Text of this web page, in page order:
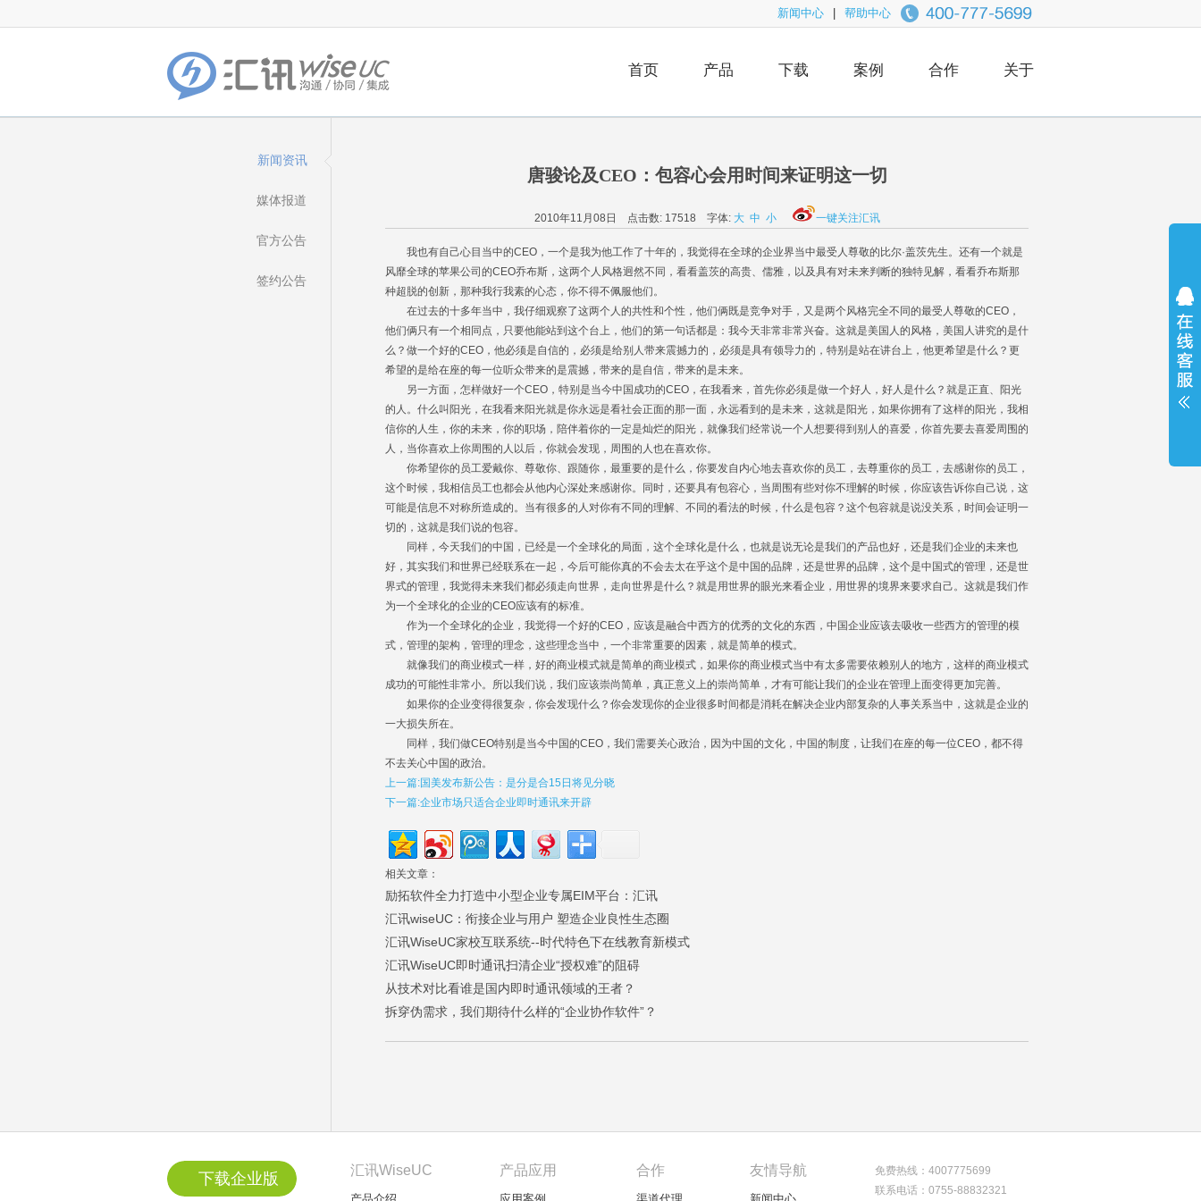
新闻中心 帮助中心
首页 产品 下载 案例 合作 关于
新闻资讯
媒体报道
官方公告
签约公告
唐骏论及CEO：包容心会用时间来证明这一切
2010年11月08日 点击数:17518 字体: 大 中 小 一键关注汇讯
我也有自己心目当中的CEO，一个是我为他工作了十年的，我觉得在全球的企业界当中最受人尊敬的比尔·盖茨先生。还有一个就是
风靡全球的苹果公司的CEO乔布斯，这两个人风格迥然不同，看看盖茨的高贵、儒雅，以及具有对未来判断的独特见解，看看乔布斯那
种超脱的创新，那种我行我素的心态，你不得不佩服他们。
在过去的十多年当中，我仔细观察了这两个人的共性和个性，他们俩既是竞争对手，又是两个风格完全不同的最受人尊敬的CEO，
他们俩只有一个相同点，只要他能站到这个台上，他们的第一句话都是：我今天非常非常兴奋。这就是美国人的风格，美国人讲究的是什
么？做一个好的CEO，他必须是自信的，必须是给别人带来震撼力的，必须是具有领导力的，特别是站在讲台上，他更希望是什么？更
希望的是给在座的每一位听众带来的是震撼，带来的是自信，带来的是未来。
另一方面，怎样做好一个CEO，特别是当今中国成功的CEO，在我看来，首先你必须是做一个好人，好人是什么？就是正直、阳光
的人。什么叫阳光，在我看来阳光就是你永远是看社会正面的那一面，永远看到的是未来，这就是阳光，如果你拥有了这样的阳光，我相
信你的人生，你的未来，你的职场，陪伴着你的一定是灿烂的阳光，就像我们经常说一个人想要得到别人的喜爱，你首先要去喜爱周围的
人，当你喜欢上你周围的人以后，你就会发现，周围的人也在喜欢你。
你希望你的员工爱戴你、尊敬你、跟随你，最重要的是什么，你要发自内心地去喜欢你的员工，去尊重你的员工，去感谢你的员工，
这个时候，我相信员工也都会从他内心深处来感谢你。同时，还要具有包容心，当周围有些对你不理解的时候，你应该告诉你自己说，这
可能是信息不对称所造成的。当有很多的人对你有不同的理解、不同的看法的时候，什么是包容？这个包容就是说没关系，时间会证明一
切的，这就是我们说的包容。
同样，今天我们的中国，已经是一个全球化的局面，这个全球化是什么，也就是说无论是我们的产品也好，还是我们企业的未来也
好，其实我们和世界已经联系在一起，今后可能你真的不会去太在乎这个是中国的品牌，还是世界的品牌，这个是中国式的管理，还是世
界式的管理，我觉得未来我们都必须走向世界，走向世界是什么？就是用世界的眼光来看企业，用世界的境界来要求自己。这就是我们作
为一个全球化的企业的CEO应该有的标准。
作为一个全球化的企业，我觉得一个好的CEO，应该是融合中西方的优秀的文化的东西，中国企业应该去吸收一些西方的管理的模
式，管理的架构，管理的理念，这些理念当中，一个非常重要的因素，就是简单的模式。
就像我们的商业模式一样，好的商业模式就是简单的商业模式，如果你的商业模式当中有太多需要依赖别人的地方，这样的商业模式
成功的可能性非常小。所以我们说，我们应该崇尚简单，真正意义上的崇尚简单，才有可能让我们的企业在管理上面变得更加完善。
如果你的企业变得很复杂，你会发现什么？你会发现你的企业很多时间都是消耗在解决企业内部复杂的人事关系当中，这就是企业的
一大损失所在。
同样，我们做CEO特别是当今中国的CEO，我们需要关心政治，因为中国的文化，中国的制度，让我们在座的每一位CEO，都不得
不去关心中国的政治。
上一篇:国美发布新公告：是分是合15日将见分晓
下一篇:企业市场只适合企业即时通讯来开辟
相关文章：
励拓软件全力打造中小型企业专属EIM平台：汇讯
汇讯wiseUC：衔接企业与用户 塑造企业良性生态圈
汇讯WiseUC家校互联系统--时代特色下在线教育新模式
汇讯WiseUC即时通讯扫清企业“授权难”的阻碍
从技术对比看谁是国内即时通讯领域的王者？
拆穿伪需求，我们期待什么样的“企业协作软件”？
下载企业版 汇讯WiseUC 产品应用 合作 友情导航
免费热线：4007775699
联系电话：0755-88832321